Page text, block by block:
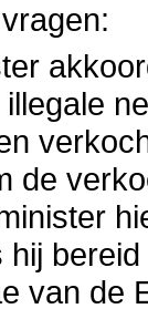
de
van de